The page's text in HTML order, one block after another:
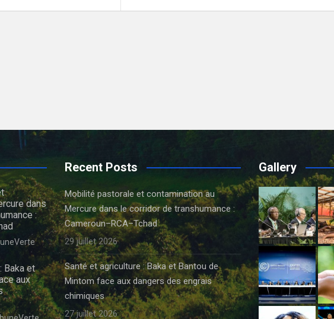
dans
:
Baka et
aux
Recent Posts
Mobilité pastorale et contamination au
Mercure dans le corridor de transhumance :
Cameroun–RCA–Tchad
29 juillet 2026
Santé et agriculture : Baka et Bantou de
Mintom face aux dangers des engrais
chimiques
27 juillet 2026
Gallery